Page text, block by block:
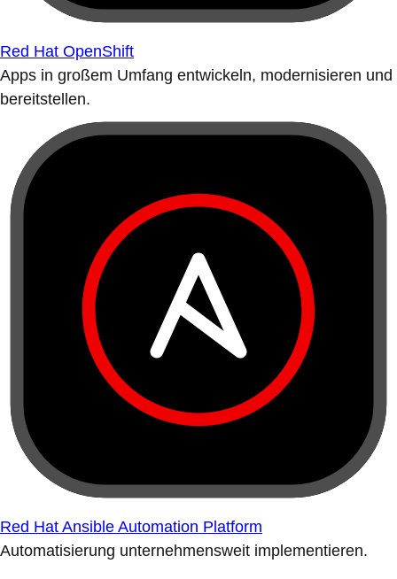
Red Hat OpenShift
Apps in großem Umfang entwickeln, modernisieren und
bereitstellen.
Red Hat Ansible Automation Platform
Automatisierung unternehmensweit implementieren.